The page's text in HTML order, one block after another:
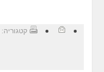
קטגוריה: